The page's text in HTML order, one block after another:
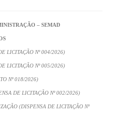
– SEMAD
LICITAÇÃO Nº 004/2026)
LICITAÇÃO Nº 005/2026)
Nº 018/2026)
DE LICITAÇÃO Nº 002/2026)
(DISPENSA DE LICITAÇÃO Nº